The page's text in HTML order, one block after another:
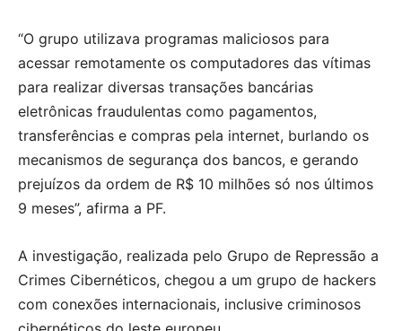
“O grupo utilizava programas maliciosos para
acessar remotamente os computadores das vítimas
para realizar diversas transações bancárias
eletrônicas fraudulentas como pagamentos,
transferências e compras pela internet, burlando os
mecanismos de segurança dos bancos, e gerando
prejuízos da ordem de R$ 10 milhões só nos últimos
9 meses”, afirma a PF.
A investigação, realizada pelo Grupo de Repressão a
Crimes Cibernéticos, chegou a um grupo de hackers
com conexões internacionais, inclusive criminosos